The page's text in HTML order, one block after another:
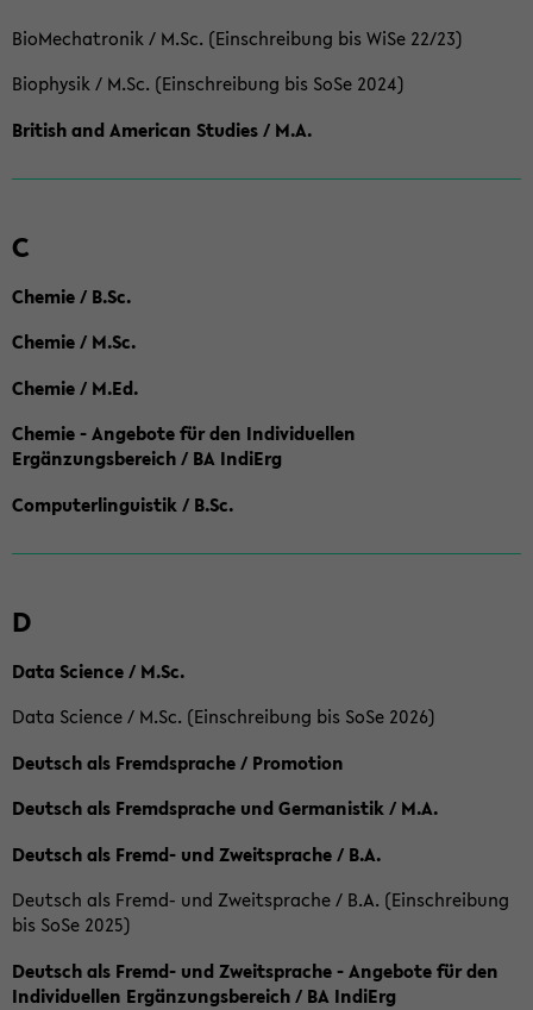
BioMechatronik / M.Sc. (Einschreibung bis WiSe 22/23)
Biophysik / M.Sc. (Einschreibung bis SoSe 2024)
British and American Studies / M.A.
C
Chemie / B.Sc.
Chemie / M.Sc.
Chemie / M.Ed.
Chemie - Angebote für den Individuellen
Ergänzungsbereich / BA IndiErg
Computerlinguistik / B.Sc.
D
Data Science / M.Sc.
Data Science / M.Sc. (Einschreibung bis SoSe 2026)
Deutsch als Fremdsprache / Promotion
Deutsch als Fremdsprache und Germanistik / M.A.
Deutsch als Fremd- und Zweitsprache / B.A.
Deutsch als Fremd- und Zweitsprache / B.A. (Einschreibung
bis SoSe 2025)
Deutsch als Fremd- und Zweitsprache - Angebote für den
Individuellen Ergänzungsbereich / BA IndiErg